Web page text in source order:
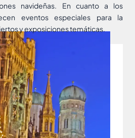
navideñas. En cuanto a los
eventos especiales para la
y exposiciones temáticas.